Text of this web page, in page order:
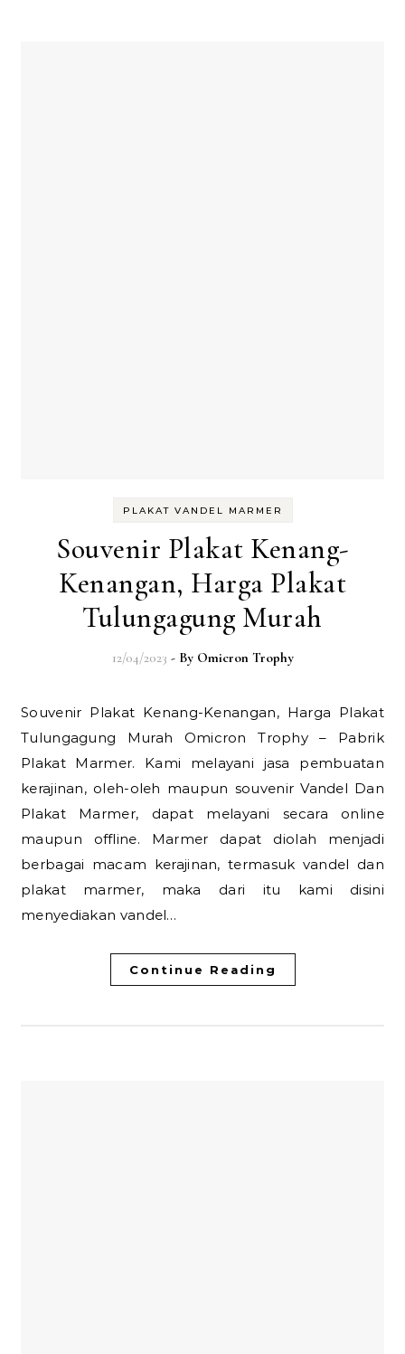
PLAKAT VANDEL MARMER
Souvenir Plakat Kenang-
Kenangan, Harga Plakat
Tulungagung Murah
12/04/2023 - By Omicron Trophy
Souvenir Plakat Kenang-Kenangan, Harga Plakat
Tulungagung Murah Omicron Trophy – Pabrik
Plakat Marmer. Kami melayani jasa pembuatan
kerajinan, oleh-oleh maupun souvenir Vandel Dan
Plakat Marmer, dapat melayani secara online
maupun offline. Marmer dapat diolah menjadi
berbagai macam kerajinan, termasuk vandel dan
plakat marmer, maka dari itu kami disini
menyediakan vandel…
Continue Reading